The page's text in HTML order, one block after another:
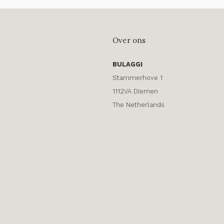
Over ons
BULAGGI
Stammerhove 1
1112VA Diemen
The Netherlands